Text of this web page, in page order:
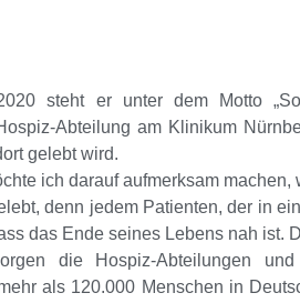
steht er unter dem Motto
Abteilung am Klinikum
gelebt wird.
ich darauf aufmerksam
denn jedem Patienten, der in
das Ende seines Lebens nah
die Hospiz-Abteilungen
als 120.000 Menschen in